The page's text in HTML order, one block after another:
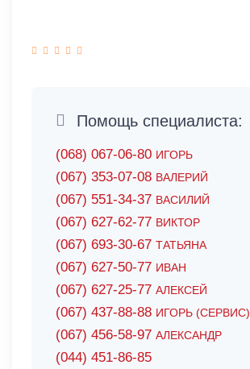
Помощь специалиста:
(068) 067-06-80 ИГОРЬ
(067) 353-07-08 ВАЛЕРИЙ
(067) 551-34-37 ВАСИЛИЙ
(067) 627-62-77 ВИКТОР
(067) 693-30-67 ТАТЬЯНА
(067) 627-50-77 ИВАН
(067) 627-25-77 АЛЕКСЕЙ
(067) 437-88-88 ИГОРЬ (СЕРВИС)
(067) 456-58-97 АЛЕКСАНДР
(044) 451-86-85